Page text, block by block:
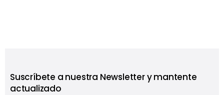
Suscríbete a nuestra Newsletter y mantente
actualizado